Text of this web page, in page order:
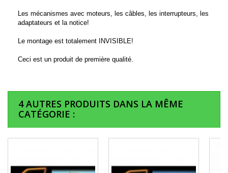
Les mécanismes avec moteurs, les câbles, les interrupteurs, les
adaptateurs et la notice!
Le montage est totalement INVISIBLE!
Ceci est un produit de première qualité.
4 AUTRES PRODUITS DANS LA MÊME
CATÉGORIE :